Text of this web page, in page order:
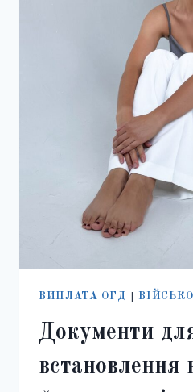
ВИПЛАТА ОГД |
Документи
встановлення